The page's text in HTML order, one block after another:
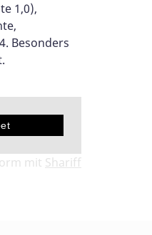
1,0),
Besonders
mit Shariff